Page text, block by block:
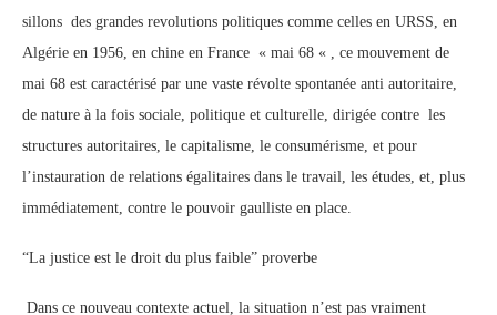
sillons des grandes revolutions politiques comme celles en URSS, en
Algérie en 1956, en chine en France « mai 68 « , ce mouvement de
mai 68 est caractérisé par une vaste révolte spontanée anti autoritaire,
de nature à la fois sociale, politique et culturelle, dirigée contre les
structures autoritaires, le capitalisme, le consumérisme, et pour
l’instauration de relations égalitaires dans le travail, les études, et, plus
immédiatement, contre le pouvoir gaulliste en place.
“La justice est le droit du plus faible” proverbe
Dans ce nouveau contexte actuel, la situation n’est pas vraiment